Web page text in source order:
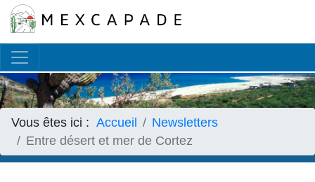
Vous êtes ici : Accueil
Newsletters
Entre désert et mer de Cortez